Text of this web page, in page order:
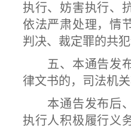
执行、妨害执行、
依法严肃处理，情
判决、裁定罪的共犯
五、本通告发布
律文书的，司法机
本通告发布后、
执行人积极履行义